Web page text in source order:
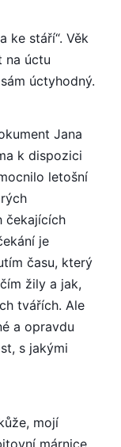
ke stáří“. Věk
na úctu
úctyhodný.
Jana
k dispozici
letošní
čekajících
je
času, který
žily a jak,
tvářích. Ale
a opravdu
s jakými
mojí